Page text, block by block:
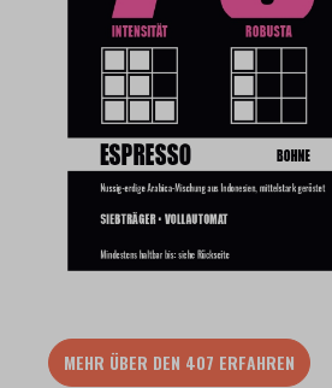
MEHR ÜBER DEN 407 ERFAHREN